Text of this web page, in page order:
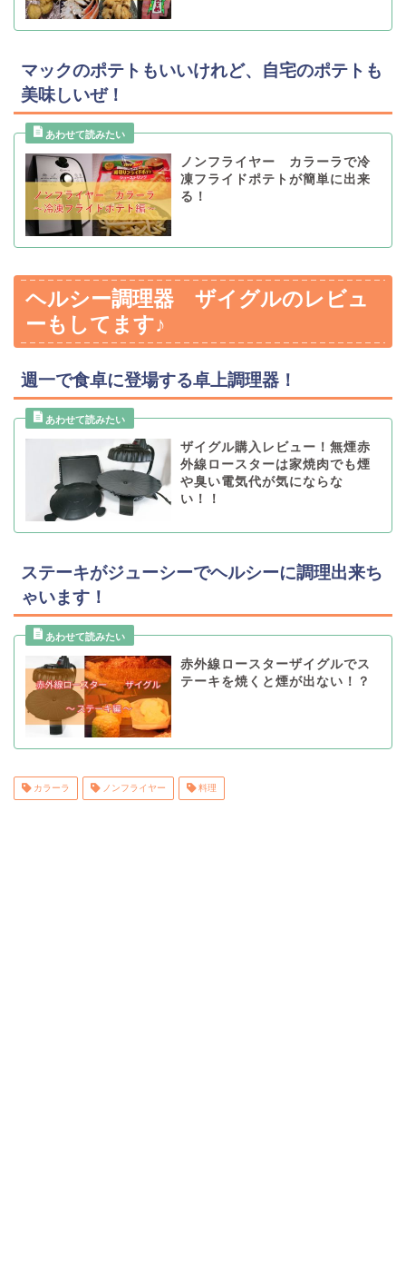
マックのポテトもいいけれど、自宅のポテトも
美味しいぜ！
ノンフライヤー カラーラで冷
凍フライドポテトが簡単に出来
る！
ヘルシー調理器 ザイグルのレビュ
ーもしてます♪
週一で食卓に登場する卓上調理器！
ザイグル購入レビュー！無煙赤
外線ロースターは家焼肉でも煙
や臭い電気代が気にならな
い！！
ステーキがジューシーでヘルシーに調理出来ち
ゃいます！
赤外線ロースターザイグルでス
テーキを焼くと煙が出ない！？
カラーラ ノンフライヤー 料理